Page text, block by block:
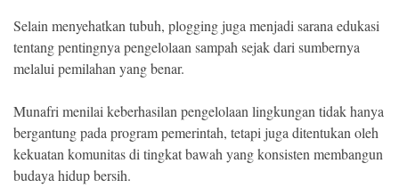
Selain menyehatkan tubuh, plogging juga menjadi sarana edukasi
tentang pentingnya pengelolaan sampah sejak dari sumbernya
melalui pemilahan yang benar.
Munafri menilai keberhasilan pengelolaan lingkungan tidak hanya
bergantung pada program pemerintah, tetapi juga ditentukan oleh
kekuatan komunitas di tingkat bawah yang konsisten membangun
budaya hidup bersih.